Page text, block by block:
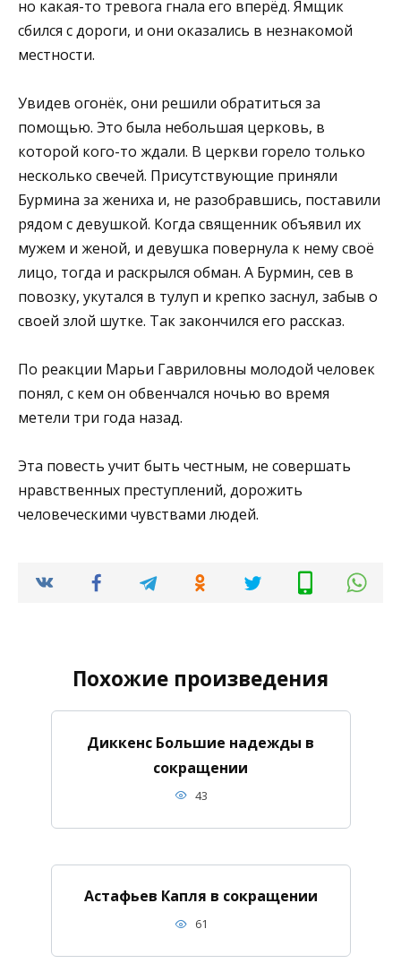
но какая-то тревога гнала его вперёд. Ямщик
сбился с дороги, и они оказались в незнакомой
местности.
Увидев огонёк, они решили обратиться за
помощью. Это была небольшая церковь, в
которой кого-то ждали. В церкви горело только
несколько свечей. Присутствующие приняли
Бурмина за жениха и, не разобравшись, поставили
рядом с девушкой. Когда священник объявил их
мужем и женой, и девушка повернула к нему своё
лицо, тогда и раскрылся обман. А Бурмин, сев в
повозку, укутался в тулуп и крепко заснул, забыв о
своей злой шутке. Так закончился его рассказ.
По реакции Марьи Гавриловны молодой человек
понял, с кем он обвенчался ночью во время
метели три года назад.
Эта повесть учит быть честным, не совершать
нравственных преступлений, дорожить
человеческими чувствами людей.
Похожие произведения
Диккенс Большие надежды в
сокращении
43
Астафьев Капля в сокращении
61